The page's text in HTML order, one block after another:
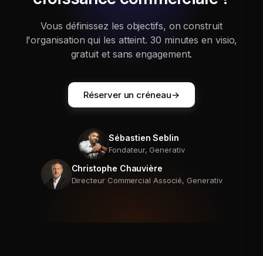
Vous définissez les objectifs, on construit
l'organisation qui les atteint. 30 minutes en visio,
gratuit et sans engagement.
Réserver un créneau→
Sébastien Seblin
Fondateur, Generativ
Christophe Chauvière
Directeur Commercial Associé, Generativ